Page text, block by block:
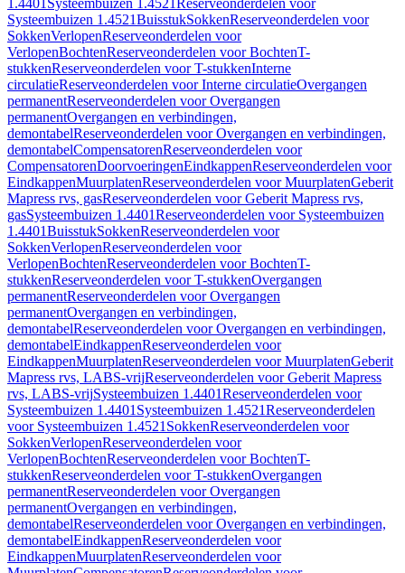
1.4401 Systeembuizen 1.4521Reserveonderdelen voor
Systeembuizen 1.4521BuisstukSokkenReserveonderdelen voor
SokkenVerlopenReserveonderdelen voor
VerlopenBochtenReserveonderdelen voor BochtenT-
stukkenReserveonderdelen voor T-stukkenInterne
circulatieReserveonderdelen voor Interne circulatieOvergangen
permanentReserveonderdelen voor Overgangen
permanentOvergangen en verbindingen,
demontabelReserveonderdelen voor Overgangen en verbindingen,
demontabelCompensatorenReserveonderdelen voor
CompensatorenDoorvoeringenEindkappenReserveonderdelen voor
EindkappenMuurplatenReserveonderdelen voor MuurplatenGeberit
Mapress rvs, gasReserveonderdelen voor Geberit Mapress rvs,
gasSysteembuizen 1.4401Reserveonderdelen voor Systeembuizen
1.4401BuisstukSokkenReserveonderdelen voor
SokkenVerlopenReserveonderdelen voor
VerlopenBochtenReserveonderdelen voor BochtenT-
stukkenReserveonderdelen voor T-stukkenOvergangen
permanentReserveonderdelen voor Overgangen
permanentOvergangen en verbindingen,
demontabelReserveonderdelen voor Overgangen en verbindingen,
demontabelEindkappenReserveonderdelen voor
EindkappenMuurplatenReserveonderdelen voor MuurplatenGeberit
Mapress rvs, LABS-vrijReserveonderdelen voor Geberit Mapress
rvs, LABS-vrijSysteembuizen 1.4401Reserveonderdelen voor
Systeembuizen 1.4401 Systeembuizen 1.4521Reserveonderdelen
voor Systeembuizen 1.4521 SokkenReserveonderdelen voor
SokkenVerlopenReserveonderdelen voor
VerlopenBochtenReserveonderdelen voor BochtenT-
stukkenReserveonderdelen voor T-stukkenOvergangen
permanentReserveonderdelen voor Overgangen
permanentOvergangen en verbindingen,
demontabelReserveonderdelen voor Overgangen en verbindingen,
demontabelEindkappenReserveonderdelen voor
EindkappenMuurplatenReserveonderdelen voor